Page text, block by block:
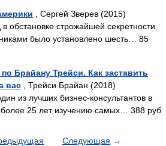
, Сергей Зверев (2015)
обстановке строжайшей секретности
было установлено шесть… 85
Брайану Трейси. Как заставить
вас , Трейси Брайан (2018)
из лучших бизнес-консультантов в
25 лет изучению самых… 388 руб
Следующая →